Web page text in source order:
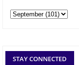
STAY CONNECTED